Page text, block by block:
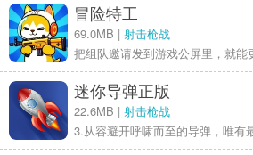
冒险特工
69.0MB | 射击枪战
迷你导弹正版
22.6MB | 射击枪战